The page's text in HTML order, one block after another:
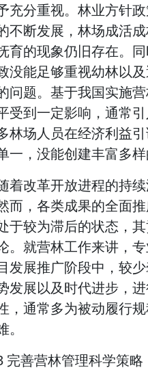
充分重视。林业方针
不断发展，林场成活
育的现象仍旧存在。
没能足够重视幼林以
问题。基于我国实施
受到一定影响，通常
林场人员在经济利益
一，没能创建丰富多样
着改革开放进程的持
而，各类成果的全面
于较为滞后的状态，
。就营林工作来讲，
发展推广阶段中，较
发展以及时代进步，
，通常多为被动履行
。
完善营林管理科学策略